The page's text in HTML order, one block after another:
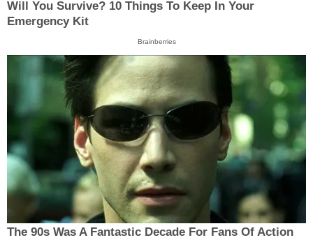
Will You Survive? 10 Things To Keep In Your
Emergency Kit
Brainberries
The 90s Was A Fantastic Decade For Fans Of Action